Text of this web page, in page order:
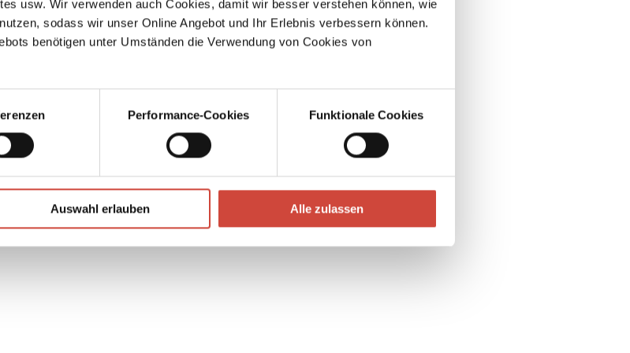
usw. Wir verwenden auch Cookies, damit wir besser verstehen können, wie
sodass wir unser Online Angebot und Ihr Erlebnis verbessern können.
benötigen unter Umständen die Verwendung von Cookies von
Performance-Cookies Funktionale Cookies
Auswahl erlauben Alle zulassen
Amélie Nothomb
Metaphysik der
Bilddatei